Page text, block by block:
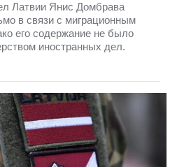
Латвии Янис Домбрава
в связи с миграционным
его содержание не было
иностранных дел.